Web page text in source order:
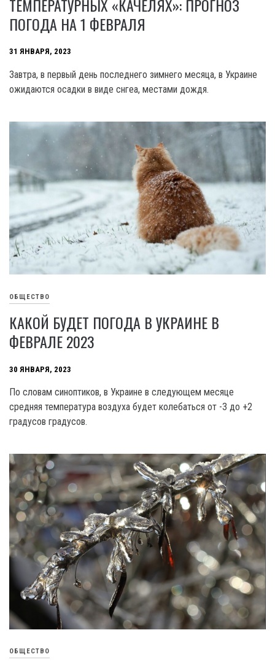
ТЕМПЕРАТУРНЫХ «КАЧЕЛЯХ»: ПРОГНОЗ
ПОГОДА НА 1 ФЕВРАЛЯ
31 ЯНВАРЯ, 2023
Завтра, в первый день последнего зимнего месяца, в Украине
ожидаются осадки в виде снгеа, местами дождя.
ОБЩЕСТВО
КАКОЙ БУДЕТ ПОГОДА В УКРАИНЕ В
ФЕВРАЛЕ 2023
30 ЯНВАРЯ, 2023
По словам синоптиков, в Украине в следующем месяце
средняя температура воздуха будет колебаться от -3 до +2
градусов градусов.
ОБЩЕСТВО